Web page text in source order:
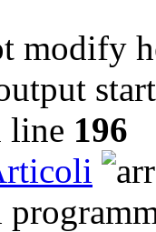
modify
line 196